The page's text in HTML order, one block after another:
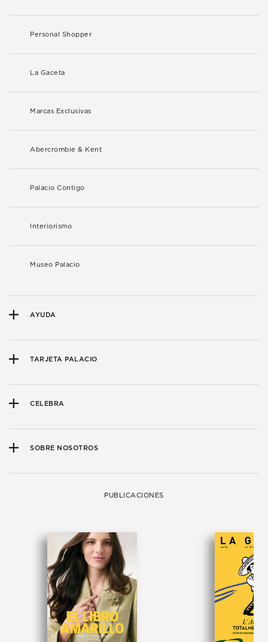
Personal Shopper
La Gaceta
Marcas Exclusivas
Abercrombie & Kent
Palacio Contigo
Interiorismo
Museo Palacio
AYUDA
TARJETA PALACIO
CELEBRA
SOBRE NOSOTROS
PUBLICACIONES